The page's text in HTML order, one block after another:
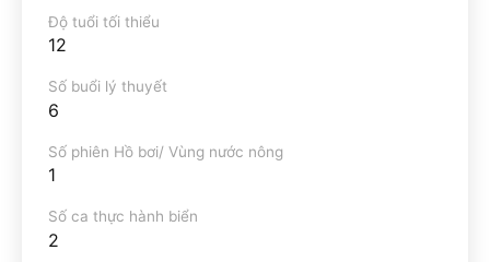
Độ tuổi tối thiểu
12
Số buổi lý thuyết
6
Số phiên Hồ bơi/ Vùng nước nông
1
Số ca thực hành biển
2